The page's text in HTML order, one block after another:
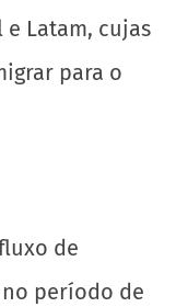
e Latam, cujas
para o
de
no período de